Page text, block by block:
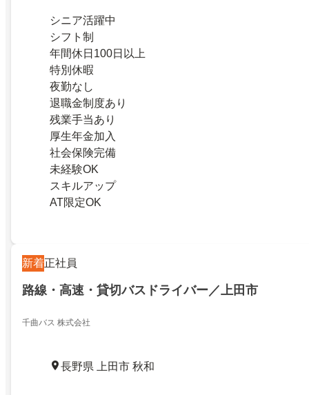
シニア活躍中
シフト制
年間休日100日以上
特別休暇
夜勤なし
退職金制度あり
残業手当あり
厚生年金加入
社会保険完備
未経験OK
スキルアップ
AT限定OK
新着正社員
路線・高速・貸切バスドライバー／上田市
千曲バス 株式会社
長野県 上田市 秋和